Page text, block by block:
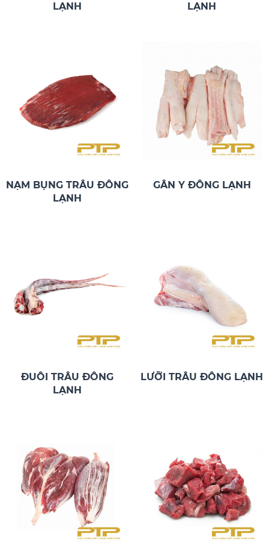
LẠNH
LẠNH
NẠM BỤNG TRÂU ĐÔNG
LẠNH
GÂN Y ĐÔNG LẠNH
ĐUÔI TRÂU ĐÔNG
LẠNH
LƯỠI TRÂU ĐÔNG LẠNH